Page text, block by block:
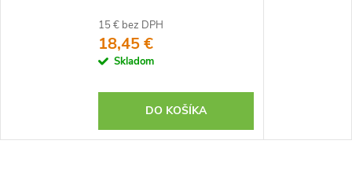
15 € bez DPH
18,45 €
Skladom
DO KOŠÍKA